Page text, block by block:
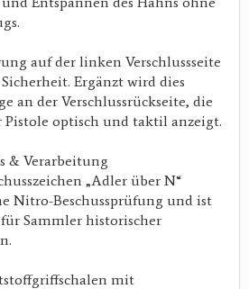
auf der linken Verschlussseite
Ergänzt wird dies
an der Verschlussrückseite, die
Pistole optisch und taktil anzeigt.
& Verarbeitung
„Adler über N“
Nitro-Beschussprüfung und ist
Sammler historischer
mit